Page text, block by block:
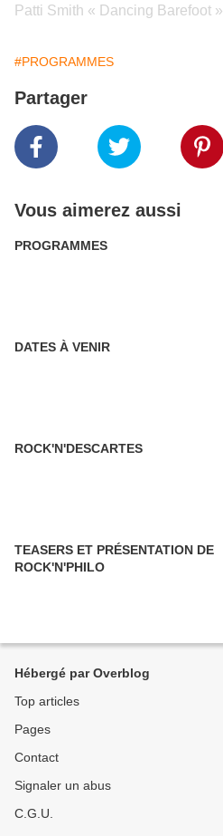
Patti Smith « Dancing Barefoot »
#PROGRAMMES
Partager
Vous aimerez aussi
PROGRAMMES
DATES À VENIR
ROCK'N'DESCARTES
TEASERS ET PRÉSENTATION DE
ROCK'N'PHILO
Hébergé par Overblog
Top articles
Pages
Contact
Signaler un abus
C.G.U.